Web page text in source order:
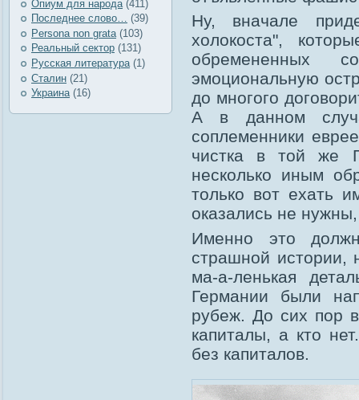
Опиум для народа (411)
Последнее слово… (39)
Рersona non grata (103)
Реальный сектор (131)
Русская литература (1)
Сталин (21)
Украина(16)
Ну, вначале
холокоста",
обремененных
эмоциональную
до многого
А в данном
соплеменники
чистка в той же
несколько иным
только вот ехать
оказались не
Именно это
страшной истории,
ма-а-ленькая
Германии были
рубеж. До сих пор
капиталы, а кто
без капиталов.